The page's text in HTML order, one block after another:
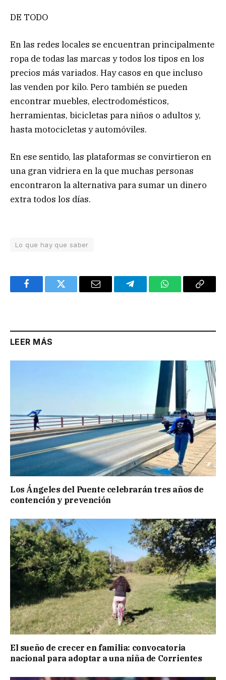
DE TODO
En las redes locales se encuentran principalmente
ropa de todas las marcas y todos los tipos en los
precios más variados. Hay casos en que incluso
las venden por kilo. Pero también se pueden
encontrar muebles, electrodomésticos,
herramientas, bicicletas para niños o adultos y,
hasta motocicletas y automóviles.
En ese sentido, las plataformas se convirtieron en
una gran vidriera en la que muchas personas
encontraron la alternativa para sumar un dinero
extra todos los días.
Lo que hay que saber
FacebookTwitter Email TelegramWhatsAppCopy
LEER MÁS
Los Ángeles del Puente celebrarán tres años de
contención y prevención
El sueño de crecer en familia: convocatoria
nacional para adoptar a una niña de Corrientes